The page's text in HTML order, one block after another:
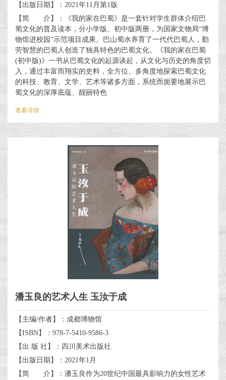
【出版日期】：2021年11月第1版
【简 介】：《我的家在巴蜀》是一套针对学生群体介绍巴
蜀文化的普及读本，分小学版、初中版两册，为国家文物局“博
物馆进校园”示范项目成果。巴山蜀水养育了一代代巴蜀人，勤
劳智慧的巴蜀人创造了独具特色的巴蜀文化。《我的家在巴蜀
(初中版)》一书从巴蜀文化的起源谈起，从文化与历史的角度切
入，通过丰富而翔实的史料，全方位、多角度地探索巴蜀文化
的科技、教育、文学、艺术等诸多方面，系统而扼要地展示巴
蜀文化的深厚底蕴、靓丽特色
查看详情
潘玉良的艺术人生 玉汝于成
【主编/作者】：成都博物馆
【ISBN】：978-7-5410-9586-3
【出 版 社】：四川美术出版社
【出版日期】：2021年1月
【简 介】：潘玉良作为20世纪中国最具影响力的女性艺术